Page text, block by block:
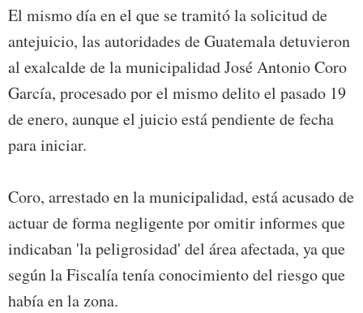
El mismo día en el que se tramitó la solicitud de
antejuicio, las autoridades de Guatemala detuvieron
al exalcalde de la municipalidad José Antonio Coro
García, procesado por el mismo delito el pasado 19
de enero, aunque el juicio está pendiente de fecha
para iniciar.
Coro, arrestado en la municipalidad, está acusado de
actuar de forma negligente por omitir informes que
indicaban 'la peligrosidad' del área afectada, ya que
según la Fiscalía tenía conocimiento del riesgo que
había en la zona.